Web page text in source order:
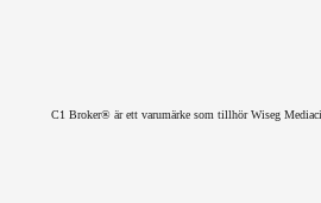
C1 Broker® är ett varumärke som tillhör Wiseg